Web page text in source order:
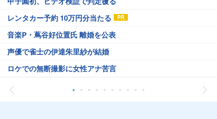
レンタカー予約 10万円分当たる
音楽P・蔦谷好位置氏 離婚を公表
声優で雀士の伊達朱里紗が結婚
ロケでの無断撮影に女性アナ苦言